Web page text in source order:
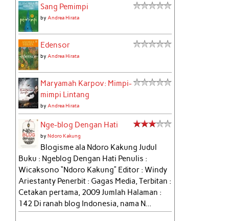
Sang Pemimpi
by Andrea Hirata
Edensor
by Andrea Hirata
Maryamah Karpov: Mimpi-
mimpi Lintang
by Andrea Hirata
Nge-blog Dengan Hati
byNdoro Kakung
Blogisme ala Ndoro Kakung Judul
Buku : Ngeblog Dengan Hati Penulis :
Wicaksono “Ndoro Kakung” Editor : Windy
Ariestanty Penerbit : Gagas Media, Terbitan :
Cetakan pertama, 2009 Jumlah Halaman :
142 Di ranah blog Indonesia, nama N...